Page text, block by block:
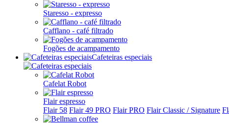
Staresso - expresso
Cafflano - café filtrado
Fogões de acampamento
Cafeteiras especiais
Cafelat Robot
Flair espresso
Flair 58 Flair 49 PRO Flair PRO Flair Classic / Signature